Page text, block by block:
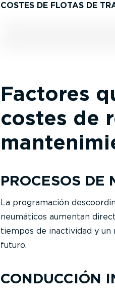
COSTES DE FLOTAS DE
Factores
costes de
PROCESOS
La programación
neumáticos aumentan
tiempos de inactividad y
futuro.
CONDUCCIÓN